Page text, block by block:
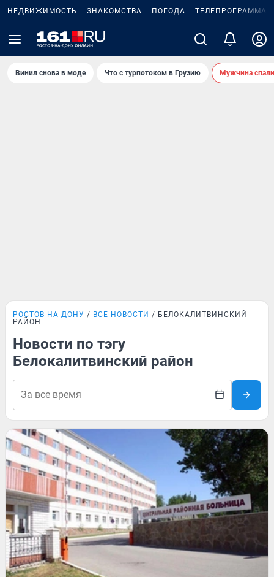
НЕДВИЖИМОСТЬ ЗНАКОМСТВА ПОГОДА ТЕЛЕПРОГРАММА
Винил снова в моде Что с турпотоком в Грузию Мужчина
РОСТОВ-НА-ДОНУ ВСЕ НОВОСТИ
БЕЛОКАЛИТВИНСКИЙ
РАЙОН
Новости по тэгу
Белокалитвинский район